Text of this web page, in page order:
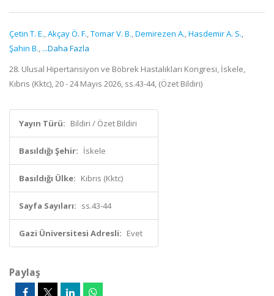
Çetin T. E.,Akçay Ö. F.,Tomar V. B.,Demirezen A.,Hasdemir A. S.,
Şahin B., ...Daha Fazla
28. Ulusal Hipertansiyon ve Böbrek Hastalıkları Kongresi, İskele,
Kıbrıs (Kktc), 20 - 24 Mayıs 2026, ss.43-44, (Özet Bildiri)
Yayın Türü: Bildiri / Özet Bildiri
Basıldığı Şehir: İskele
Basıldığı Ülke: Kıbrıs (Kktc)
Sayfa Sayıları: ss.43-44
Gazi Üniversitesi Adresli: Evet
Paylaş